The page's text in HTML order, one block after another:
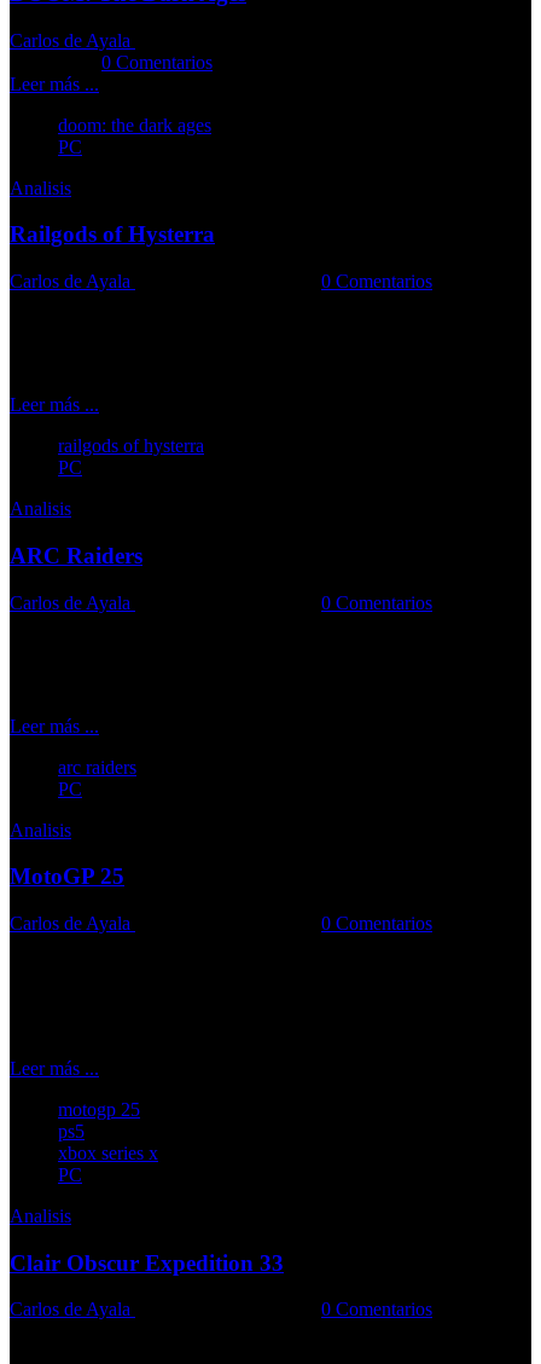
Carlos de Ayala
0 Comentarios
Leer más ...
doom: the dark ages
PC
Analisis
Railgods of Hysterra
Carlos de Ayala
0 Comentarios
Leer más ...
railgods of hysterra
PC
Analisis
ARC Raiders
Carlos de Ayala
0 Comentarios
Leer más ...
arc raiders
PC
Analisis
MotoGP 25
Carlos de Ayala
0 Comentarios
Leer más ...
motogp 25
ps5
xbox series x
PC
Analisis
Clair Obscur Expedition 33
Carlos de Ayala
0 Comentarios